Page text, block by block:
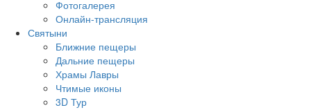
Фотогалерея
Онлайн-трансляция
Святыни
Ближние пещеры
Дальние пещеры
Храмы Лавры
Чтимые иконы
3D Тур